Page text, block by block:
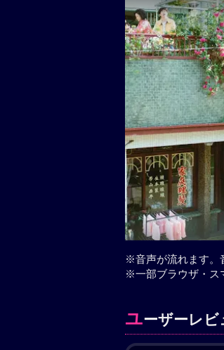
※音声が流れます。
※一部ブラウザ・ス
ユーザーレビ